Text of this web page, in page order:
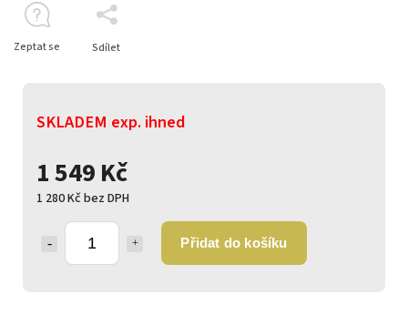
1 549 Kč
1 280 Kč bez DPH
Přidat do košíku
SKLADEM exp. ihned
Zeptat se Sdílet